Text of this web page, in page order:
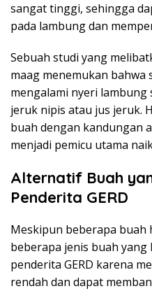
sangat tinggi, sehingga
pada lambung dan
Sebuah studi yang
maag menemukan bahwa
mengalami nyeri
jeruk nipis atau jus jeruk.
buah dengan kandungan
menjadi pemicu utama
Alternatif Buah
Penderita GERD
Meskipun beberapa buah
beberapa jenis buah
penderita GERD karena
rendah dan dapat